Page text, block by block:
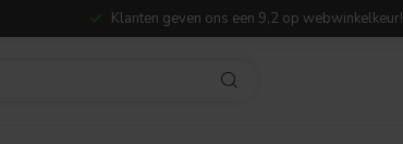
Klanten geven ons een 9,2 op webwinkelkeur!